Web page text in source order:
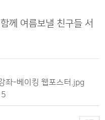
께 여름보낼 친구들 서
좌-베이킹 웹포스터.jpg